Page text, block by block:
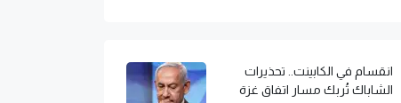
انقسام في الكابينت.. تحذيرات
الشاباك تُربك مسار اتفاق غزة